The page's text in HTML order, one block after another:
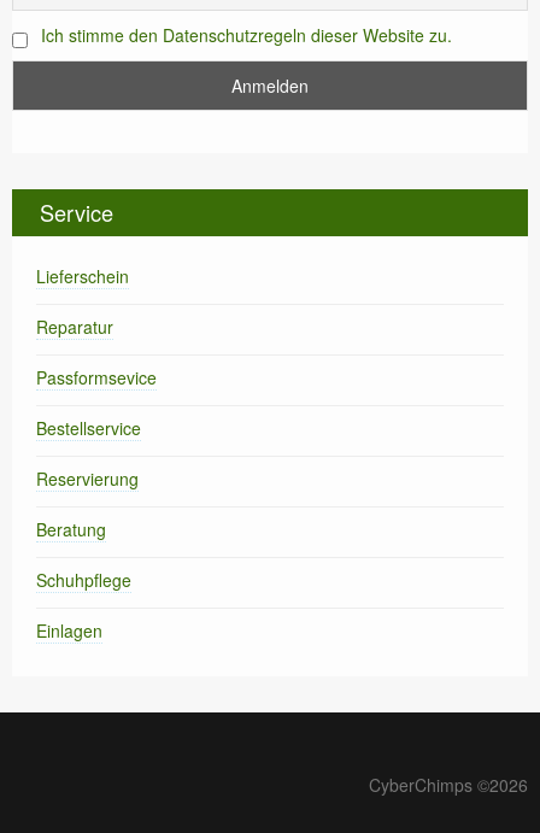
Ich stimme den Datenschutzregeln dieser Website zu.
Service
Lieferschein
Reparatur
Passformsevice
Bestellservice
Reservierung
Beratung
Schuhpflege
Einlagen
CyberChimps ©2026